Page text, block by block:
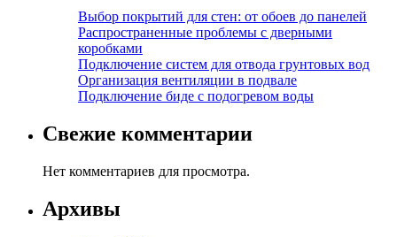
Выбор покрытий для стен: от обоев до панелей
Распространенные проблемы с дверными
коробками
Подключение систем для отвода грунтовых вод
Организация вентиляции в подвале
Подключение биде с подогревом воды
Свежие комментарии
Нет комментариев для просмотра.
Архивы